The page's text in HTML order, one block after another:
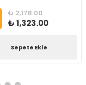
₺ 2,178.00
₺ 1,323.00
Sepete Ekle